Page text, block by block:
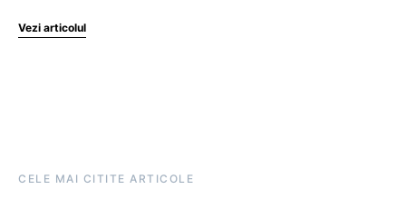
Vezi articolul
CELE MAI CITITE ARTICOLE